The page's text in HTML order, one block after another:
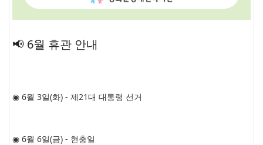
📢 6월 휴관 안내
◉ 6월 3일(화) - 제21대 대통령 선거
◉ 6월 6일(금) - 현충일